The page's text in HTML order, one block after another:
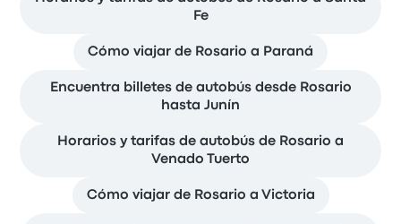
Fe
Cómo viajar de Rosario a Paraná
Encuentra billetes de autobús desde Rosario
hasta Junín
Horarios y tarifas de autobús de Rosario a
Venado Tuerto
Cómo viajar de Rosario a Victoria